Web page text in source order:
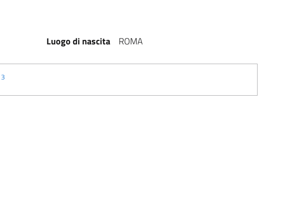
Luogo di nascita ROMA
3